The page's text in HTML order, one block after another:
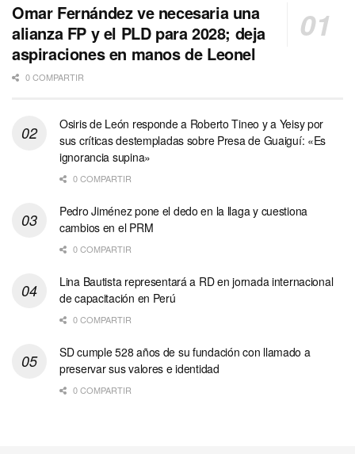
Omar Fernández ve necesaria una
alianza FP y el PLD para 2028; deja
aspiraciones en manos de Leonel
0 COMPARTIR
Osiris de León responde a Roberto Tineo y a Yeisy por
sus críticas destempladas sobre Presa de Guaiguí: «Es
ignorancia supina»
0 COMPARTIR
Pedro Jiménez pone el dedo en la llaga y cuestiona
cambios en el PRM
0 COMPARTIR
Lina Bautista representará a RD en jornada internacional
de capacitación en Perú
0 COMPARTIR
SD cumple 528 años de su fundación con llamado a
preservar sus valores e identidad
0 COMPARTIR